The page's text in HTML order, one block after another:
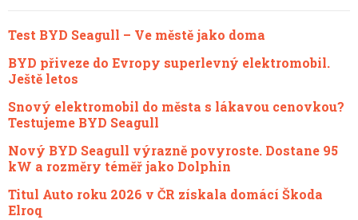
Test BYD Seagull – Ve městě jako doma
BYD přiveze do Evropy superlevný elektromobil.
Ještě letos
Snový elektromobil do města s lákavou cenovkou?
Testujeme BYD Seagull
Nový BYD Seagull výrazně povyroste. Dostane 95
kW a rozměry téměř jako Dolphin
Titul Auto roku 2026 v ČR získala domácí Škoda
Elroq